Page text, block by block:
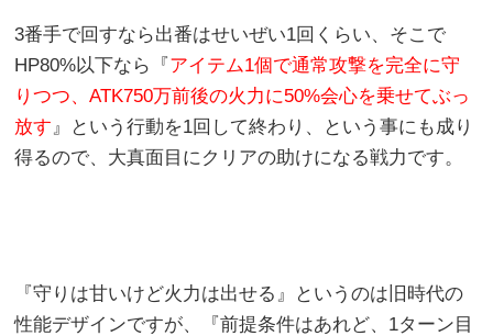
3番手で回すなら出番はせいぜい1回くらい、そこで
HP80%以下なら『アイテム1個で通常攻撃を完全に守
りつつ、ATK750万前後の火力に50%会心を乗せてぶっ
放す 』という行動を1回して終わり、という事にも成り
得るので、大真面目にクリアの助けになる戦力です。
『守りは甘いけど火力は出せる』というのは旧時代の
性能デザインですが、『前提条件はあれど、1ターン目